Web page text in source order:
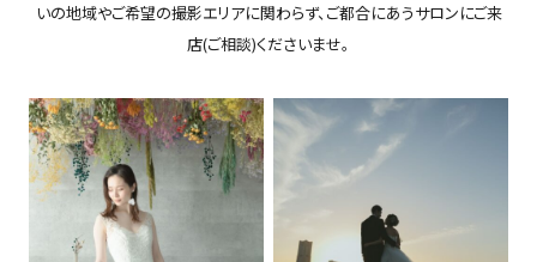
いの地域やご希望の撮影エリアに関わらず、ご都合にあうサロンにご来
店(ご相談)くださいませ。